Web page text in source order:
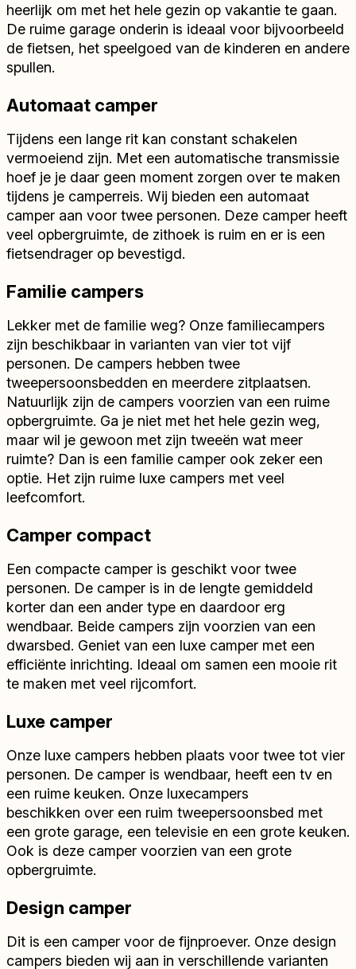
heerlijk om met het hele gezin op vakantie te gaan.
De ruime garage onderin is ideaal voor bijvoorbeeld
de fietsen, het speelgoed van de kinderen en andere
spullen.
Automaat camper
Tijdens een lange rit kan constant schakelen
vermoeiend zijn. Met een automatische transmissie
hoef je je daar geen moment zorgen over te maken
tijdens je camperreis. Wij bieden een automaat
camper aan voor twee personen. Deze camper heeft
veel opbergruimte, de zithoek is ruim en er is een
fietsendrager op bevestigd.
Familie campers
Lekker met de familie weg? Onze familiecampers
zijn beschikbaar in varianten van vier tot vijf
personen. De campers hebben twee
tweepersoonsbedden en meerdere zitplaatsen.
Natuurlijk zijn de campers voorzien van een ruime
opbergruimte. Ga je niet met het hele gezin weg,
maar wil je gewoon met zijn tweeën wat meer
ruimte? Dan is een familie camper ook zeker een
optie. Het zijn ruime luxe campers met veel
leefcomfort.
Camper compact
Een compacte camper is geschikt voor twee
personen. De camper is in de lengte gemiddeld
korter dan een ander type en daardoor erg
wendbaar. Beide campers zijn voorzien van een
dwarsbed. Geniet van een luxe camper met een
efficiënte inrichting. Ideaal om samen een mooie rit
te maken met veel rijcomfort.
Luxe camper
Onze luxe campers hebben plaats voor twee tot vier
personen. De camper is wendbaar, heeft een tv en
een ruime keuken. Onze luxecampers
beschikken over een ruim tweepersoonsbed met
een grote garage, een televisie en een grote keuken.
Ook is deze camper voorzien van een grote
opbergruimte.
Design camper
Dit is een camper voor de fijnproever. Onze design
campers bieden wij aan in verschillende varianten